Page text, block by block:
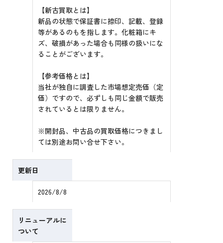
【新古買取とは】
新品の状態で保証書に捺印、記載、登録
等があるのもを指します。化粧箱にキ
ズ、破損があった場合も同様の扱いにな
ることがございます。
【参考価格とは】
当社が独自に調査した市場想定売価（定
価）ですので、必ずしも同じ金額で販売
されているとは限りません。
※開封品、中古品の買取価格につきまし
ては別途お問い合せ下さい。
更新日
2026/8/8
リニューアルに
ついて